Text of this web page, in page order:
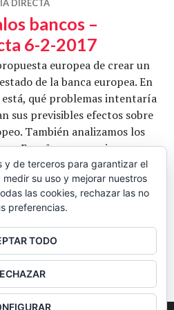
DIRECTA
bancos –
6-2-2017
europea de crear un
de la banca europea. En
está, qué problemas intentaría
sus previsibles efectos sobre
También analizamos los
España y, como siempre,
matización entre la
y su calidad. …
malos bancos – Economía
BARRA
LATERAL
y de terceros para garantizar el
su uso y mejorar nuestros
las cookies, rechazar las no
preferencias.
TODO